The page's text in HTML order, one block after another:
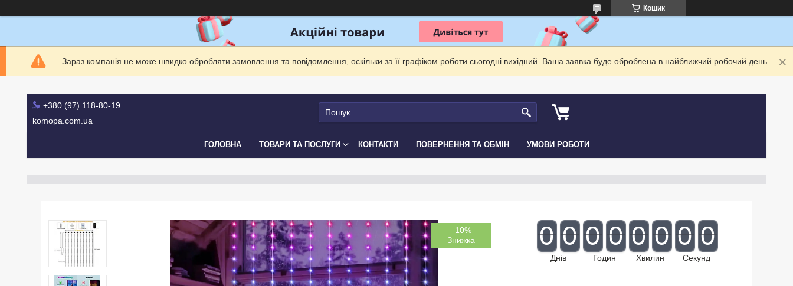
Кошик
Зараз компанія не може швидко обробляти замовлення та повідомлення, оскільки за її графіком роботи сьогодні вихідний. Ваша заявка буде оброблена в найближчий робочий день.
+380 (97) 118-80-19
komopa.com.ua
ГОЛОВНА ТОВАРИ ТА ПОСЛУГИ КОНТАКТИ ПОВЕРНЕННЯ ТА ОБМІН УМОВИ РОБОТИ
–10% 0 0
Днів
0 0
Годин
0 0
Хвилин
0 0
Секунд